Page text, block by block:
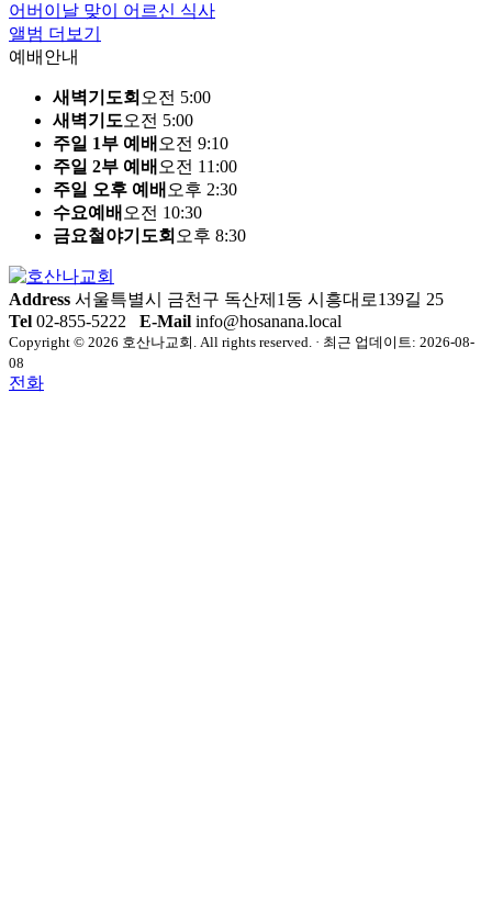
어버이날 맞이 어르신 식사
앨범 더보기
예배안내
새벽기도회 오전 5:00
새벽기도오전 5:00
주일 1부 예배 오전 9:10
주일 2부 예배 오전 11:00
주일 오후 예배 오후 2:30
수요예배 오전 10:30
금요철야기도회 오후 8:30
Address 서울특별시 금천구 독산제1동 시흥대로139길 25
Tel 02-855-5222 E-Mail info@hosanana.local
Copyright © 2026 호산나교회. All rights reserved. · 최근 업데이트: 2026-08-
08
전화